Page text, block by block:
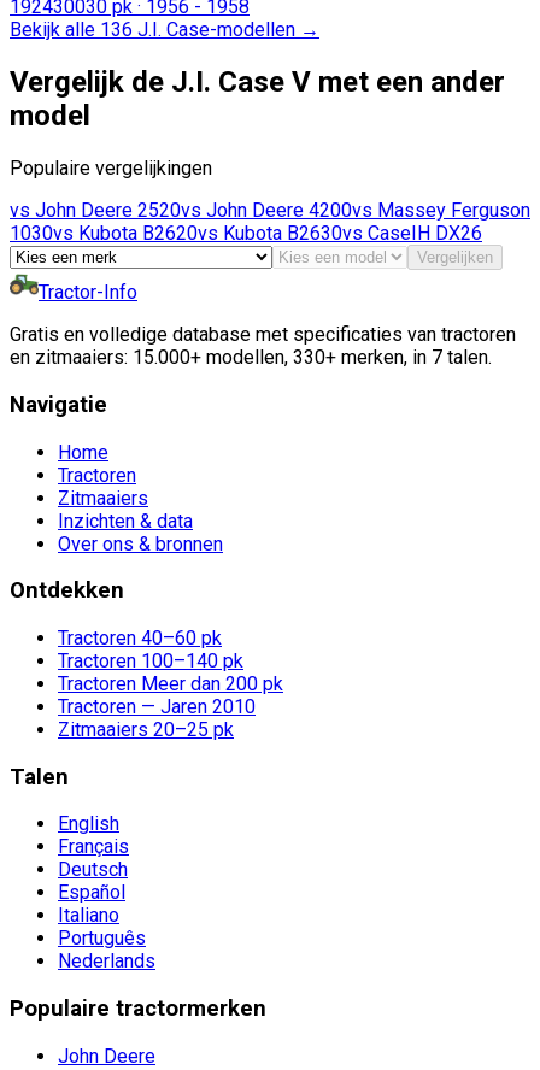
192430030 pk · 1956 - 1958
Bekijk alle 136 J.I. Case-modellen →
Vergelijk de J.I. Case V met een ander
model
Populaire vergelijkingen
vs John Deere 2520vs John Deere 4200vs Massey Ferguson
1030vs Kubota B2620vs Kubota B2630vs CaseIH DX26
Vergelijken
Tractor-Info
Gratis en volledige database met specificaties van tractoren
en zitmaaiers: 15.000+ modellen, 330+ merken, in 7 talen.
Navigatie
Home
Tractoren
Zitmaaiers
Inzichten & data
Over ons & bronnen
Ontdekken
Tractoren 40–60 pk
Tractoren 100–140 pk
Tractoren Meer dan 200 pk
Tractoren — Jaren 2010
Zitmaaiers 20–25 pk
Talen
English
Français
Deutsch
Español
Italiano
Português
Nederlands
Populaire tractormerken
John Deere